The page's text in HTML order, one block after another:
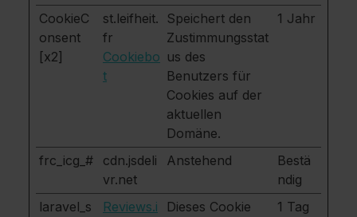
CookieC
onsent
[x2]
st.leifheit.
fr
Cookiebo
t
Speichert den
Zustimmungsstat
us des
Benutzers für
Cookies auf der
aktuellen
Domäne.
1 Jahr
frc_icg_#
cdn.jsdeli
vr.net
Anstehend
Bestä
ndig
laravel_s
Reviews.i
Dieses Cookie
1 Tag